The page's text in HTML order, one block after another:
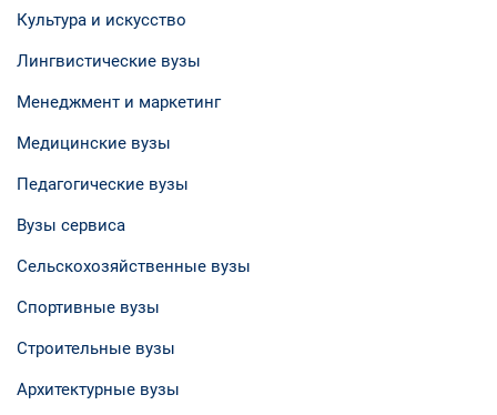
Культура и искусство
Лингвистические вузы
Менеджмент и маркетинг
Медицинские вузы
Педагогические вузы
Вузы сервиса
Сельскохозяйственные вузы
Спортивные вузы
Строительные вузы
Архитектурные вузы